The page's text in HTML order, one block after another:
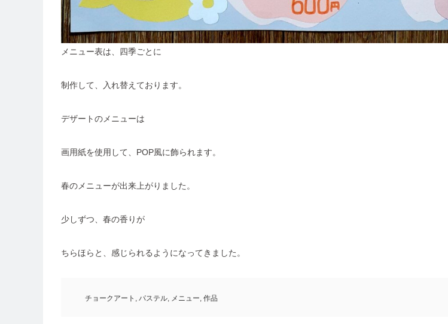
メニュー表は、四季ごとに
制作して、入れ替えております。
デザートのメニューは
画用紙を使用して、POP風に飾られます。
春のメニューが出来上がりました。
少しずつ、春の香りが
ちらほらと、感じられるようになってきました。
チョークアート , パステル, メニュー, 作品